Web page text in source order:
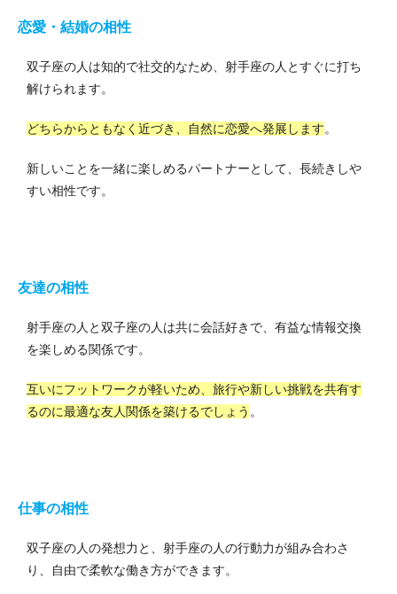
恋愛・結婚の相性
双子座の人は知的で社交的なため、射手座の人とすぐに打ち
解けられます。
どちらからともなく近づき、自然に恋愛へ発展します。
新しいことを一緒に楽しめるパートナーとして、長続きしや
すい相性です。
友達の相性
射手座の人と双子座の人は共に会話好きで、有益な情報交換
を楽しめる関係です。
互いにフットワークが軽いため、旅行や新しい挑戦を共有す
るのに最適な友人関係を築けるでしょう 。
仕事の相性
双子座の人の発想力と、射手座の人の行動力が組み合わさ
り、自由で柔軟な働き方ができます。